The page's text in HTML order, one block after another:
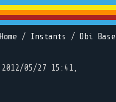
Home / Instants / Obi Base
2012/05/27 15:41,